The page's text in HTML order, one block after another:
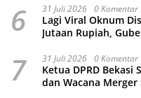
6 31 Juli 2026 0 Komentar
Lagi Viral Oknum
Jutaan Rupiah,
7 31 Juli 2026 0 Komentar
Ketua DPRD
dan Wacana Merger